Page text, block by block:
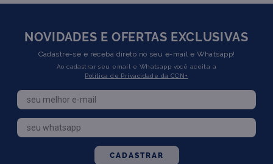
NOVIDADES E OFERTAS EXCLUSIVAS
Cadastre-se e receba direto no seu e-mail e Whatsapp!
Ao cadastrar seu email e Whatsapp você aceita a
Política de Privacidade da CCN+
CADASTRAR